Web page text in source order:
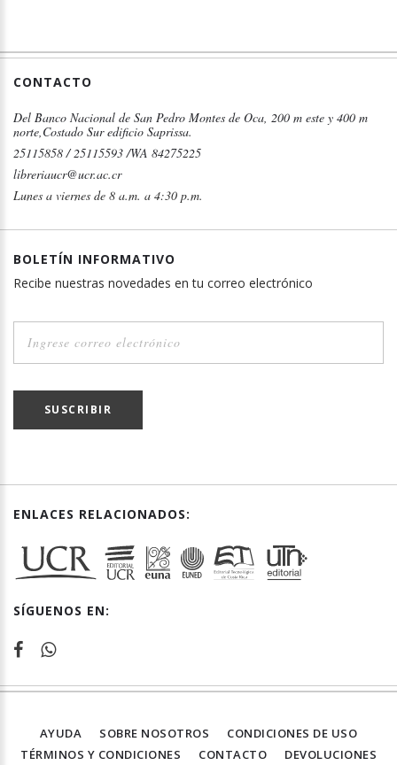
CONTACTO
Del Banco Nacional de San Pedro Montes de Oca, 200 m este y 400 m
norte,Costado Sur edificio Saprissa.
25115858 / 25115593 /WA 84275225
libreriaucr@ucr.ac.cr
Lunes a viernes de 8 a.m. a 4:30 p.m.
BOLETÍN INFORMATIVO
Recibe nuestras novedades en tu correo electrónico
SUSCRIBIR
ENLACES RELACIONADOS:
SÍGUENOS EN:
AYUDA SOBRE NOSOTROS
CONDICIONES DE USO
TÉRMINOS Y CONDICIONES
CONTACTO DEVOLUCIONES